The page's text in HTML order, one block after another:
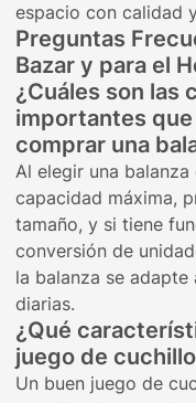
espacio con calidad
Preguntas
Bazar y para el
¿Cuáles son las
importantes
comprar una
Al elegir una
capacidad máxima,
tamaño, y si tiene
conversión de
la balanza se adapte
diarias.
¿Qué
juego de
Un buen juego de